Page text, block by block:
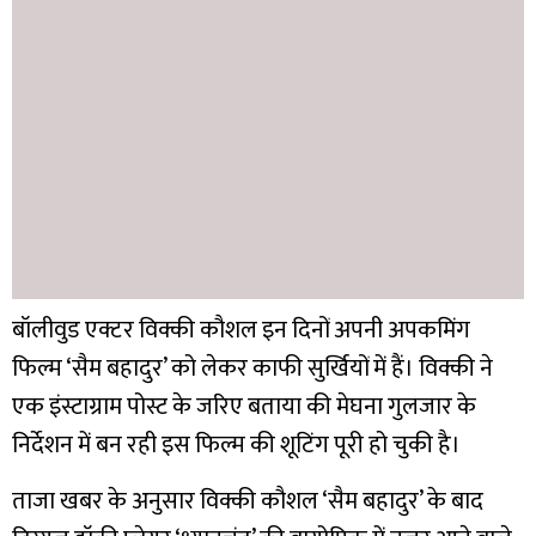
बॉलीवुड एक्टर विक्की कौशल इन दिनों अपनी अपकमिंग
फिल्म ‘सैम बहादुर’ को लेकर काफी सुर्खियों में हैं। विक्की ने
एक इंस्टाग्राम पोस्ट के जरिए बताया की मेघना गुलजार के
निर्देशन में बन रही इस फिल्म की शूटिंग पूरी हो चुकी है।
ताजा खबर के अनुसार विक्की कौशल ‘सैम बहादुर’ के बाद